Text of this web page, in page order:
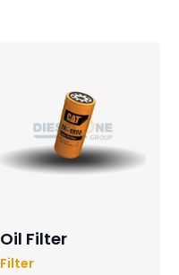
Oil Filter
Filter